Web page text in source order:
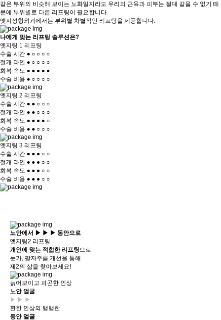
같은 부위의 비슷해 보이는 노화일지라도 우리의 근육과 피부는 절대 같을 수 없기 때
문에 부위별로 다른 리프팅이 필요합니다.
엣지성형외과에서는 부위별 차별적인 리프팅을 제공합니다.
나에게 맞는 리프팅 솔루션은?
엣지팅 1 리프팅
수술 시간 ● ○ ○ ○ ○
절개 라인 ● ○ ○ ○ ○
회복 속도 ● ● ● ● ●
수술 비용 ● ○ ○ ○ ○
엣지팅 2 리프팅
수술 시간 ● ● ○ ○ ○
절개 라인 ● ● ○ ○ ○
회복 속도 ● ● ● ● ○
수술 비용 ● ● ○ ○ ○
엣지팅 3 리프팅
수술 시간 ● ● ● ○ ○
절개 라인 ● ● ● ○ ○
회복 속도 ● ● ● ○ ○
수술 비용 ● ● ● ○ ○
노안에서 ▶ ▶ ▶ 동안으로
엣지팅2 리프팅
개인에 맞는 적합한 리프팅으로
눈가, 팔자주름 개선을 통해
제2의 삶을 찾아보세요!
늙어보이고 피곤한 인상
노안 얼굴
▶ ▶ ▶
환한 인상의 탱탱한
동안 얼굴